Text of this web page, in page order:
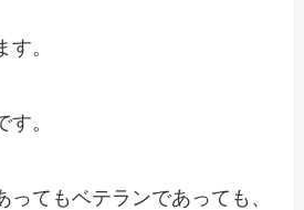
。
。
ってもベテランであっても、